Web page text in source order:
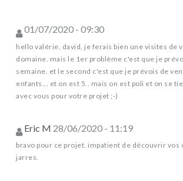
01/07/2020 - 09:30
hello valérie, david, je ferais bien une visites de
domaine. mais le 1er problème c'est que je
semaine. et le second c'est que je prévois de
enfants... et on est 5.. mais on est poli et on se
avec vous pour votre projet ;-)
Eric M 28/06/2020 - 11:19
bravo pour ce projet. impatient de découvrir vos
jarres.